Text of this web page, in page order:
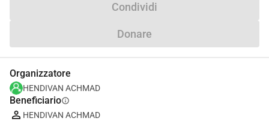
Condividi
Donare
Organizzatore
HENDIVAN ACHMAD
Beneficiarioinfo
HENDIVAN ACHMAD